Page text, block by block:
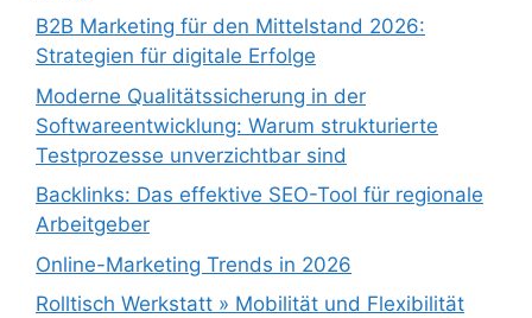
B2B Marketing für den Mittelstand 2026:
Strategien für digitale Erfolge
Moderne Qualitätssicherung in der
Softwareentwicklung: Warum strukturierte
Testprozesse unverzichtbar sind
Backlinks: Das effektive SEO-Tool für regionale
Arbeitgeber
Online-Marketing Trends in 2026
Rolltisch Werkstatt » Mobilität und Flexibilität